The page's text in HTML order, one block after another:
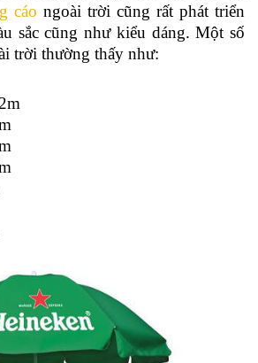
cáo ngoài trời cũng rất phát triển
sắc cũng như kiểu dáng. Một số
trời thường thấy như: